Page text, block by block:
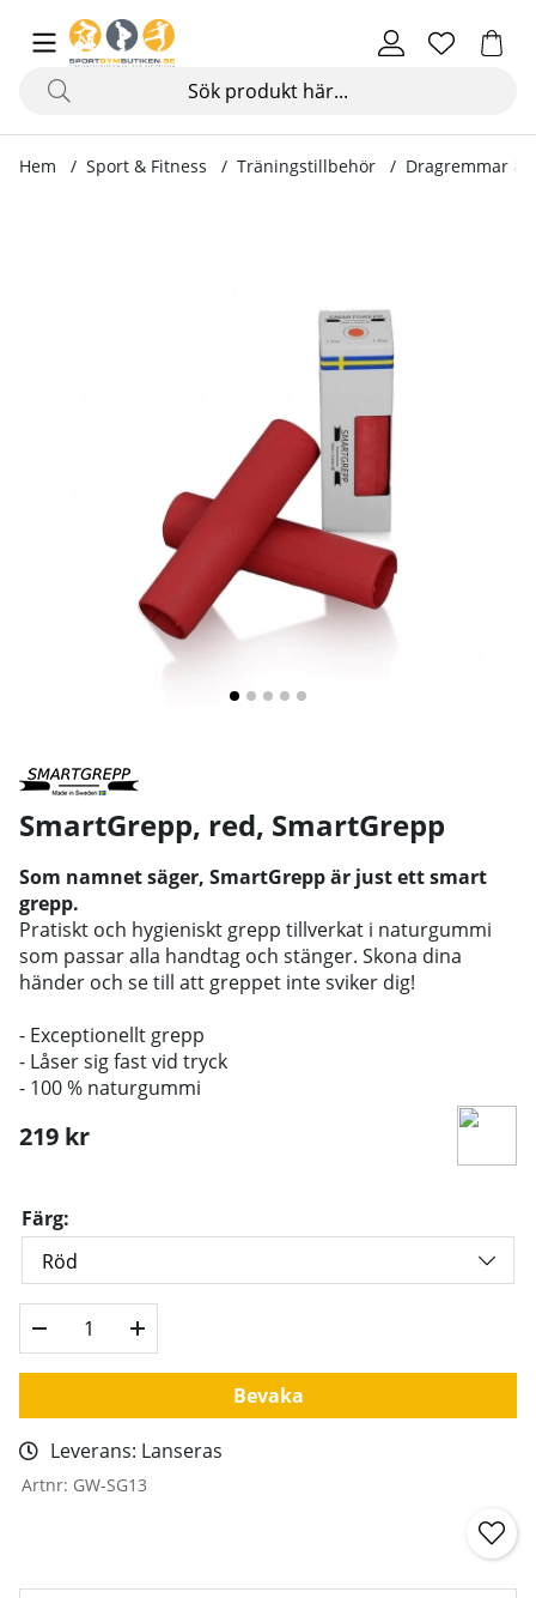
Hem Sport & Fitness Träningstillbehör Dragremmar &
SmartGrepp, red, SmartGrepp
Som namnet säger, SmartGrepp är just ett smart
grepp.
Pratiskt och hygieniskt grepp tillverkat i naturgummi
som passar alla handtag och stänger. Skona dina
händer och se till att greppet inte sviker dig!
- Exceptionellt grepp
- Låser sig fast vid tryck
- 100 % naturgummi
219 kr
Färg:
Bevaka
Leverans: Lanseras
Artnr: GW-SG13